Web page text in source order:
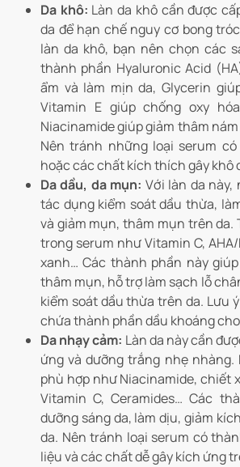
Da khô: Làn da khô cần được
da để hạn chế nguy cơ bong
làn da khô, bạn nên chọn các
thành phần Hyaluronic Acid
ẩm và làm mịn da, Glycerin
Vitamin E giúp chống oxy
Niacinamide giúp giảm thâm
Nên tránh những loại serum
hoặc các chất kích thích gây khô
Da dầu, da mụn: Với làn da
tác dụng kiểm soát dầu thừa,
và giảm mụn, thâm mụn trên da.
trong serum như Vitamin C,
xanh… Các thành phần này
thâm mụn, hỗ trợ làm sạch lỗ
kiểm soát dầu thừa trên da. Lưu
chứa thành phần dầu khoáng
Da nhạy cảm: Làn da này cần
ứng và dưỡng trắng nhẹ
phù hợp như Niacinamide, chiết
Vitamin C, Ceramides… Các
dưỡng sáng da, làm dịu, giảm
da. Nên tránh loại serum có
liệu và các chất dễ gây kích ứng